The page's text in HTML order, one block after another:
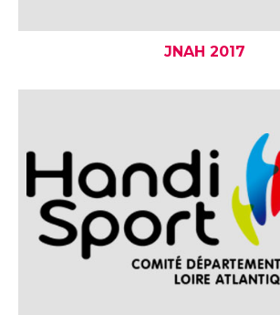
JNAH 2017